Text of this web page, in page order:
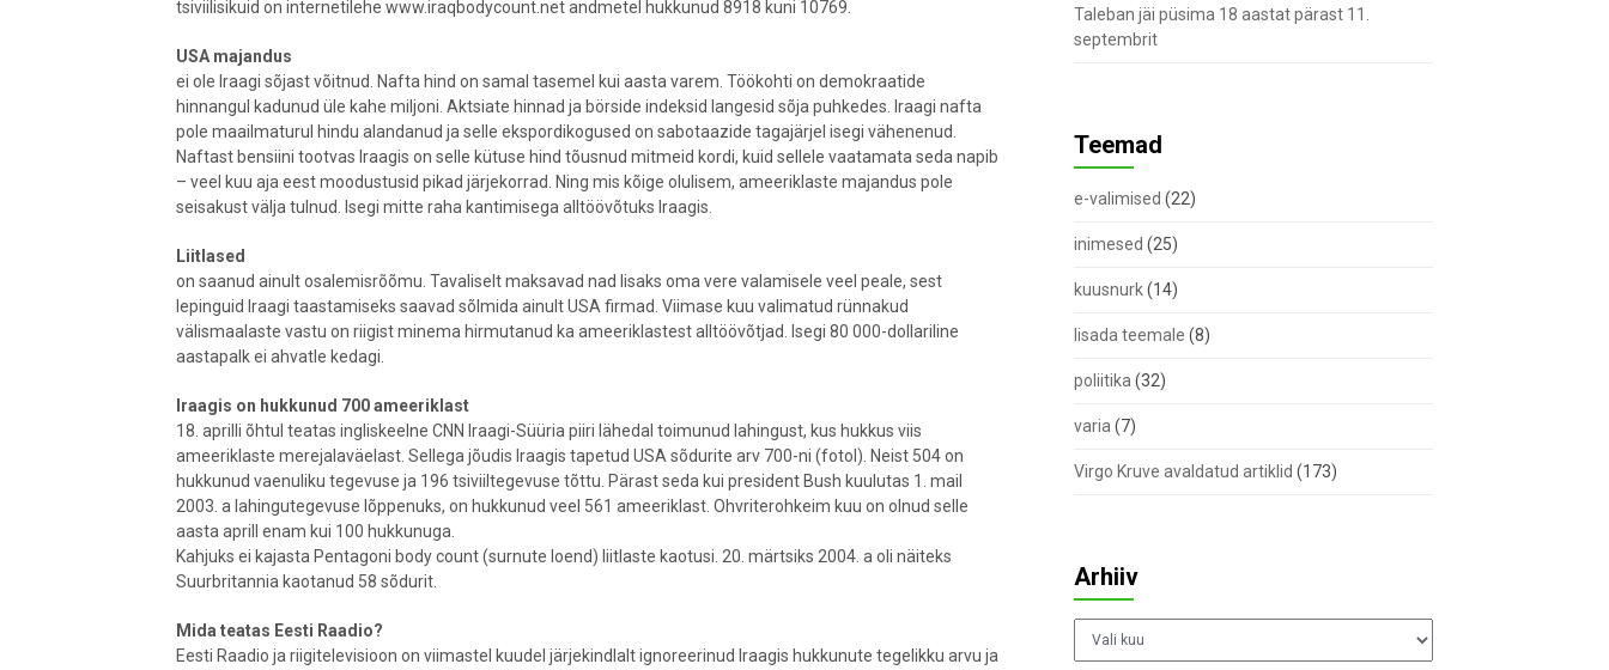
tsiviilisikuid on internetilehe www.iraqbodycount.net andmetel hukkunud 8918 kuni 10769.
USA majandus
ei ole Iraagi sõjast võitnud. Nafta hind on samal tasemel kui aasta varem. Töökohti on demokraatide
hinnangul kadunud üle kahe miljoni. Aktsiate hinnad ja börside indeksid langesid sõja puhkedes. Iraagi nafta
pole maailmaturul hindu alandanud ja selle ekspordikogused on sabotaazide tagajärjel isegi vähenenud.
Naftast bensiini tootvas Iraagis on selle kütuse hind tõusnud mitmeid kordi, kuid sellele vaatamata seda napib
– veel kuu aja eest moodustusid pikad järjekorrad. Ning mis kõige olulisem, ameeriklaste majandus pole
seisakust välja tulnud. Isegi mitte raha kantimisega alltöövõtuks Iraagis.
Liitlased
on saanud ainult osalemisrõõmu. Tavaliselt maksavad nad lisaks oma vere valamisele veel peale, sest
lepinguid Iraagi taastamiseks saavad sõlmida ainult USA firmad. Viimase kuu valimatud rünnakud
välismaalaste vastu on riigist minema hirmutanud ka ameeriklastest alltöövõtjad. Isegi 80 000-dollariline
aastapalk ei ahvatle kedagi.
Iraagis on hukkunud 700 ameeriklast
18. aprilli õhtul teatas ingliskeelne CNN Iraagi-Süüria piiri lähedal toimunud lahingust, kus hukkus viis
ameeriklaste merejalaväelast. Sellega jõudis Iraagis tapetud USA sõdurite arv 700-ni (fotol). Neist 504 on
hukkunud vaenuliku tegevuse ja 196 tsiviiltegevuse tõttu. Pärast seda kui president Bush kuulutas 1. mail
2003. a lahingutegevuse lõppenuks, on hukkunud veel 561 ameeriklast. Ohvriterohkeim kuu on olnud selle
aasta aprill enam kui 100 hukkunuga.
Kahjuks ei kajasta Pentagoni body count (surnute loend) liitlaste kaotusi. 20. märtsiks 2004. a oli näiteks
Suurbritannia kaotanud 58 sõdurit.
Mida teatas Eesti Raadio?
Eesti Raadio ja riigitelevisioon on viimastel kuudel järjekindlalt ignoreerinud Iraagis hukkunute tegelikku arvu ja
Taleban jäi püsima 18 aastat pärast 11.
septembrit
Teemad
e-valimised (22)
inimesed (25)
kuusnurk(14)
lisada teemale (8)
poliitika (32)
varia (7)
Virgo Kruve avaldatud artiklid (173)
Arhiiv
Arhiiv